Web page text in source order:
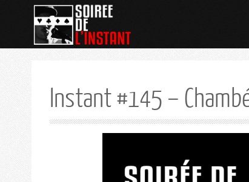
Instant #145 –